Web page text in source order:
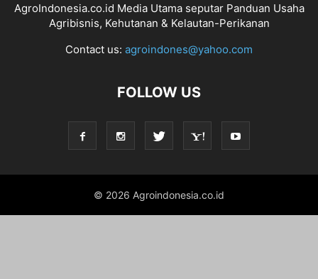
AgroIndonesia.co.id Media Utama seputar Panduan Usaha
Agribisnis, Kehutanan & Kelautan-Perikanan
Contact us: agroindones@yahoo.com
FOLLOW US
© 2026 Agroindonesia.co.id